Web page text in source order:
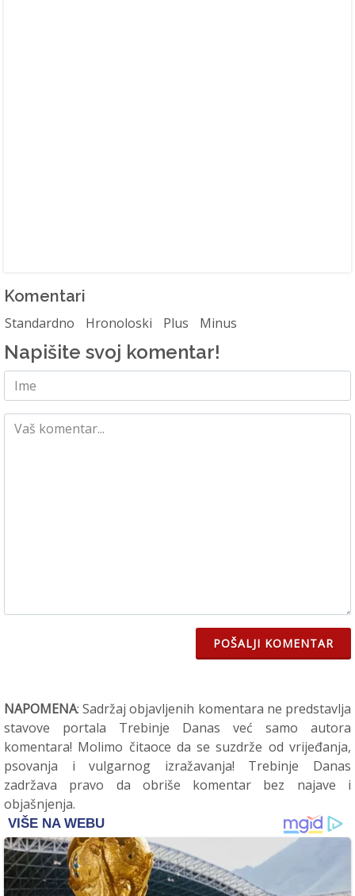
Komentari
Standardno Hronoloski Plus Minus
Napišite svoj komentar!
POŠALJI KOMENTAR
NAPOMENA: Sadržaj objavljenih komentara ne predstavlja
stavove portala Trebinje Danas već samo autora
komentara! Molimo čitaoce da se suzdrže od vrijeđanja,
psovanja i vulgarnog izražavanja! Trebinje Danas
zadržava pravo da obriše komentar bez najave i
objašnjenja.